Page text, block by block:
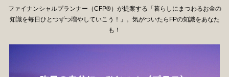
ファイナンシャルプランナー（CFP®）が提案する「暮らしにまつわるお金の
知識を毎日ひとつずつ増やしていこう！」。気がついたらFPの知識をあなた
も！